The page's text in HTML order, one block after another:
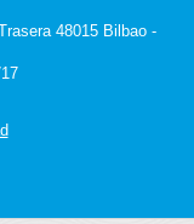
48015 Bilbao -